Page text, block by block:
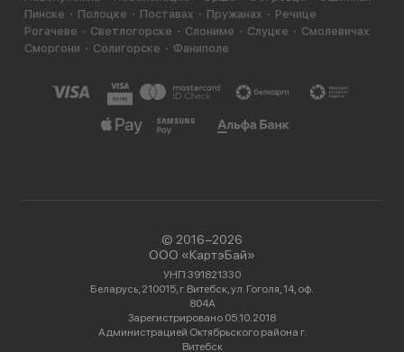
Пинске
Полоцке Поставах Пружанах
Речице
Рогачеве
Светлогорске Слониме Слуцке
Смолевичах
Сморгони
Солигорске Фаниполе
© 2016−2026
ООО «КартэБай»
УНП 391821330
Беларусь, 210015, г. Витебск, ул. Гоголя, 14, оф.
804А
Зарегистрировано 05.10.2018
Администрацией Октябрьского района г.
Витебск